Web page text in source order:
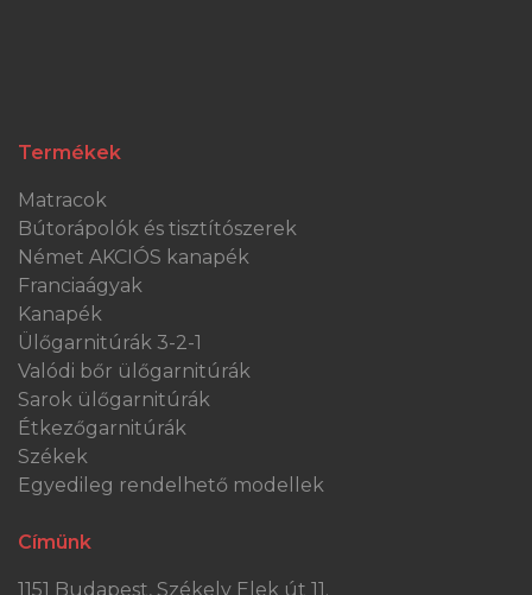
Termékek
Matracok
Bútorápolók és tisztítószerek
Német AKCIÓS kanapék
Franciaágyak
Kanapék
Ülőgarnitúrák 3-2-1
Valódi bőr ülőgarnitúrák
Sarok ülőgarnitúrák
Étkezőgarnitúrák
Székek
Egyedileg rendelhető modellek
Címünk
1151 Budapest, Székely Elek út 11.